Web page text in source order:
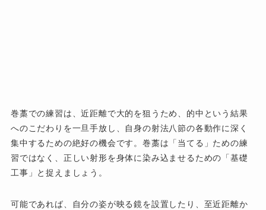
巻藁での練習は、近距離で大的を狙うため、的中という結果
へのこだわりを一旦手放し、自身の射法八節の各動作に深く
集中するための絶好の機会です。巻藁は「当てる」ための練
習ではなく、正しい射形を身体に染み込ませるための「基礎
工事」と捉えましょう。
可能であれば、自分の姿が映る鏡を設置したり、至近距離か